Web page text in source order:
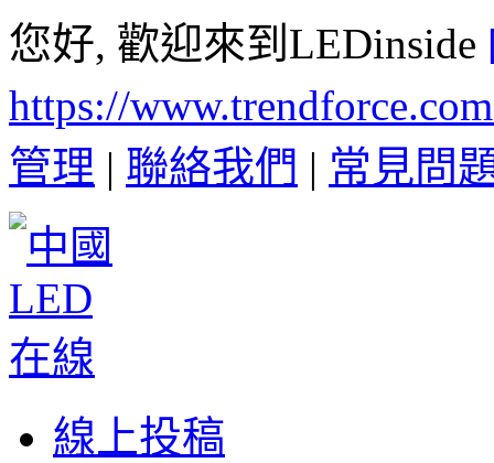
您好, 歡迎來到LEDinside
https://
管理 | 聯絡我們 | 常見問
線上投稿